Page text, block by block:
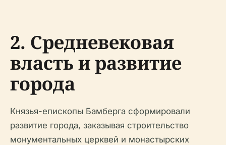
2. Средневековая
власть и развитие
города
Князья-епископы Бамберга сформировали
развитие города, заказывая строительство
монументальных церквей и монастырских